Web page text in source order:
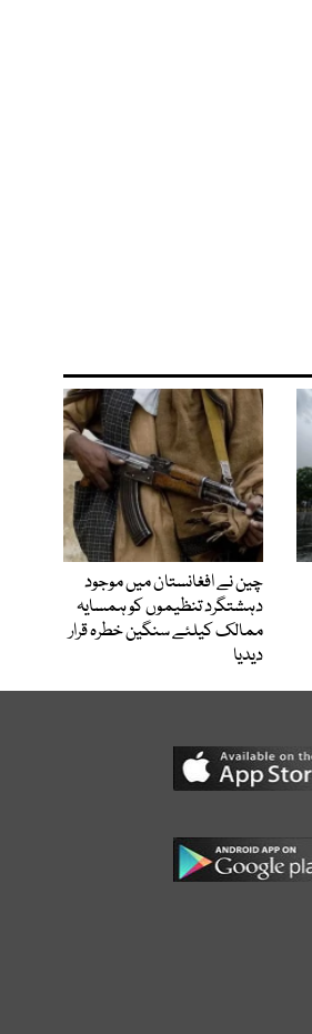
چین نے افغانستان میں موجود
دہشتگرد تنظیموں کو ہمسایہ
ممالک کیلئے سنگین خطرہ قرار
دیدیا